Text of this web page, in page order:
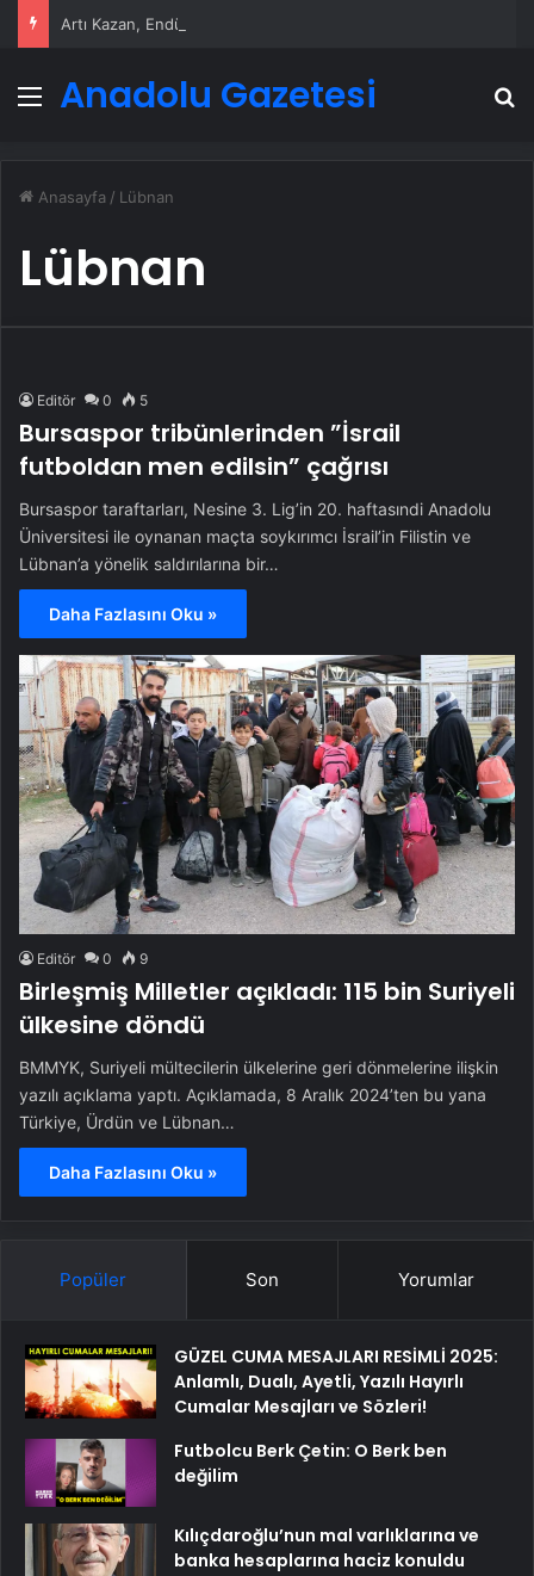
Menü
Anadolu Gazetesi
Anasayfa / Lübnan
Lübnan
Editör 0 5
Bursaspor tribünlerinden ”İsrail
futboldan men edilsin” çağrısı
Bursaspor taraftarları, Nesine 3. Lig’in 20. haftasındi Anadolu
Üniversitesi ile oynanan maçta soykırımcı İsrail’in Filistin ve
Lübnan’a yönelik saldırılarına bir…
Daha Fazlasını Oku »
Editör 0 9
Birleşmiş Milletler açıkladı: 115 bin Suriyeli
ülkesine döndü
BMMYK, Suriyeli mültecilerin ülkelerine geri dönmelerine ilişkin
yazılı açıklama yaptı. Açıklamada, 8 Aralık 2024’ten bu yana
Türkiye, Ürdün ve Lübnan…
Daha Fazlasını Oku »
Popüler Son Yorumlar
GÜZEL CUMA MESAJLARI RESİMLİ 2025:
Anlamlı, Dualı, Ayetli, Yazılı Hayırlı
Cumalar Mesajları ve Sözleri!
Futbolcu Berk Çetin: O Berk ben
değilim
Kılıçdaroğlu’nun mal varlıklarına ve
banka hesaplarına haciz konuldu